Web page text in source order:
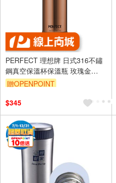
PERFECT 理想牌 日式316不鏽
鋼真空保溫杯保溫瓶 玫瑰金
500cc-Leidea樂德兒
贈OPENPOINT
$345